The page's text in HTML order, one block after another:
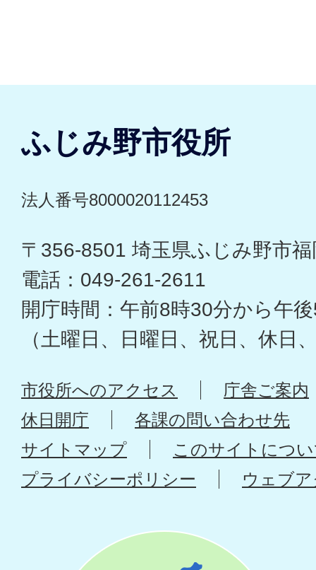
ふじみ野市役所
法人番号8000020112453
〒356-8501 埼玉県ふじみ野市
電話：049-261-2611
開庁時間：午前8時30分から午
（土曜日、日曜日、祝日、休日
市役所へのアクセス
庁舎ご案内
休日開庁
各課の問い合わせ先
サイトマップ
このサイトにつ
プライバシーポリシー
ウェブ